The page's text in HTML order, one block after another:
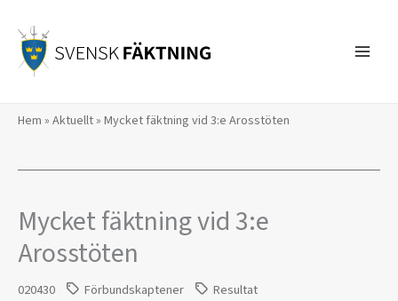
innehåll
Hem » Aktuellt» Mycket fäktning vid 3:e Arosstöten
Mycket fäktning vid 3:e
Arosstöten
020430 Förbundskaptener Resultat